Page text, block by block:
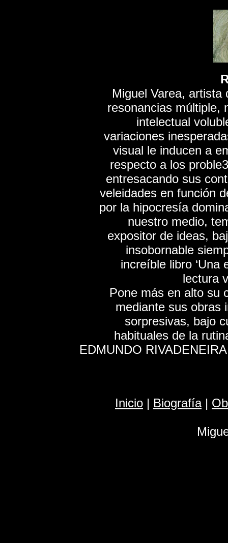
Miguel Varea, artista
resonancias múltiple,
intelectual
variaciones
visual le inducen a
respecto a los
entresacando sus
veleidades en función
por la hipocresía
nuestro medio,
expositor de ideas,
insobornable
increíble libro ‘Una
lectura
Pone más en alto su
mediante sus obras
sorpresivas, bajo
habituales de la
EDMUNDO
Inicio | Biografía|